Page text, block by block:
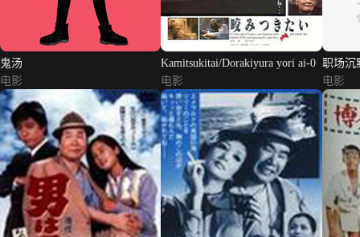
鬼汤
电影
Kamitsukitai/Dorakiyura yori ai-0
电影
职场沉
电影